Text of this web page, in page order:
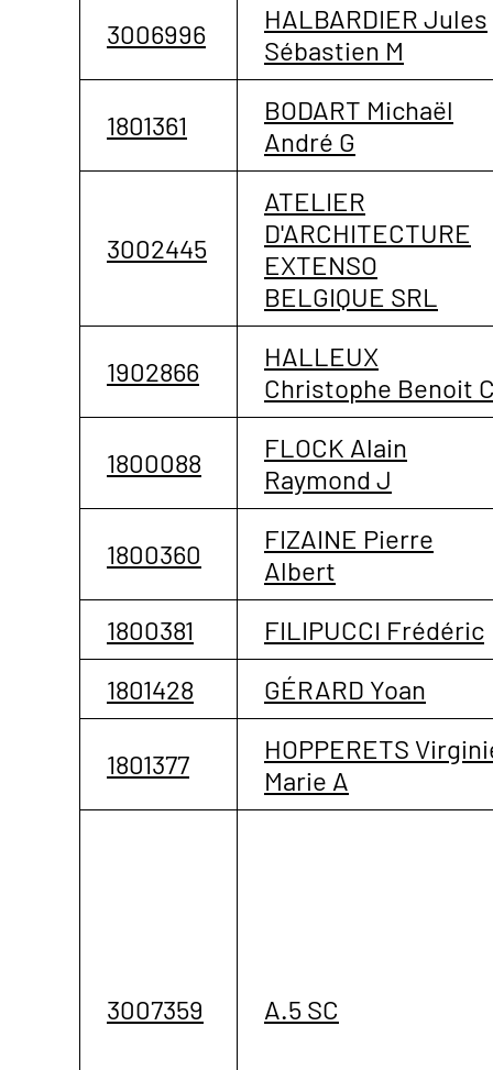
3006996
HALBARDIER Jules
Sébastien M
1801361
BODART Michaël
André G
3002445
ATELIER
D'ARCHITECTURE
EXTENSO
BELGIQUE SRL
1902866
HALLEUX
Christophe Benoit
1800088
FLOCK Alain
Raymond J
1800360
FIZAINE Pierre
Albert
1800381
FILIPUCCI Frédéric
1801428
GÉRARD Yoan
1801377
HOPPERETS
Marie A
3007359 A.5 SC